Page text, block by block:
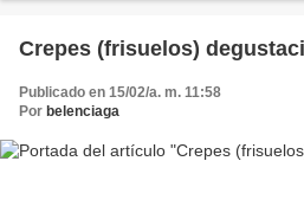
Crepes (frisuelos)
Publicado en 15/02/a. m. 11:58
Por belenciaga